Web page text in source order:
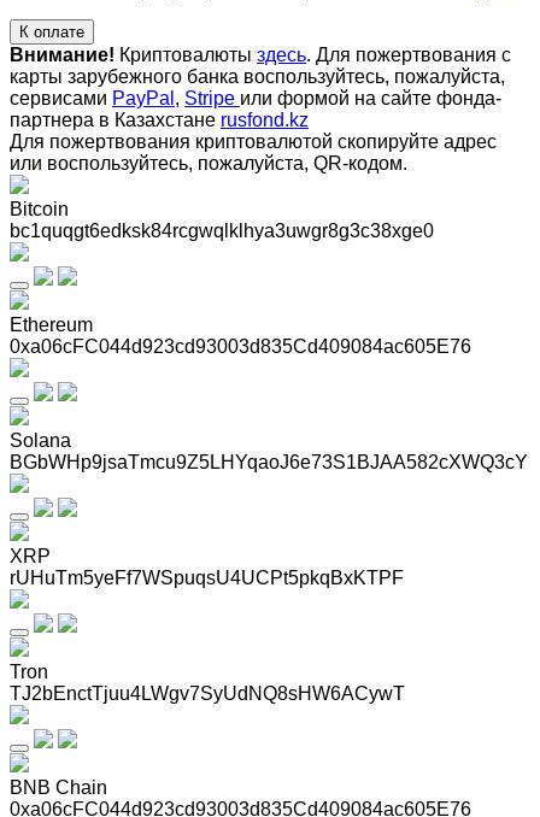
К оплате
Внимание! Криптовалюты здесь. Для пожертвования с
карты зарубежного банка воспользуйтесь, пожалуйста,
сервисами PayPal , Stripe или формой на сайте фонда-
партнера в Казахстане rusfond.kz
Для пожертвования криптовалютой скопируйте адрес
или воспользуйтесь, пожалуйста, QR-кодом.
Bitcoin
bc1quqgt6edksk84rcgwqlklhya3uwgr8g3c38xge0
Ethereum
0xa06cFC044d923cd93003d835Cd409084ac605E76
Solana
BGbWHp9jsaTmcu9Z5LHYqaoJ6e73S1BJAA582cXWQ3cY
XRP
rUHuTm5yeFf7WSpuqsU4UCPt5pkqBxKTPF
Tron
TJ2bEnctTjuu4LWgv7SyUdNQ8sHW6ACywT
BNB Chain
0xa06cFC044d923cd93003d835Cd409084ac605E76